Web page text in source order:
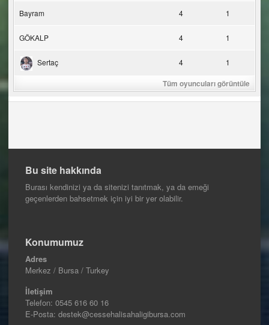
Bayram 4 1
GÖKALP 4 1
Sertaç 4 1
Tüm oyuncuları görüntüle
Bu site hakkında
Burası kendinizi ya da sitenizi tanıtmak, ya da emeği
geçenlerden bahsetmek için iyi bir yer olabilir.
Konumumuz
Adres
Merkez / Bursa / Turkey
İletişim
Telefon: 0545 616 60 16
E-Posta: destek@cessehalisahaligibursa.com